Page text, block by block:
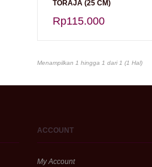
TORAJA (25 CM)
Rp115.000
Menampilkan 1 hingga 1 dari 1 (1 Hal)
ACCOUNT
My Account